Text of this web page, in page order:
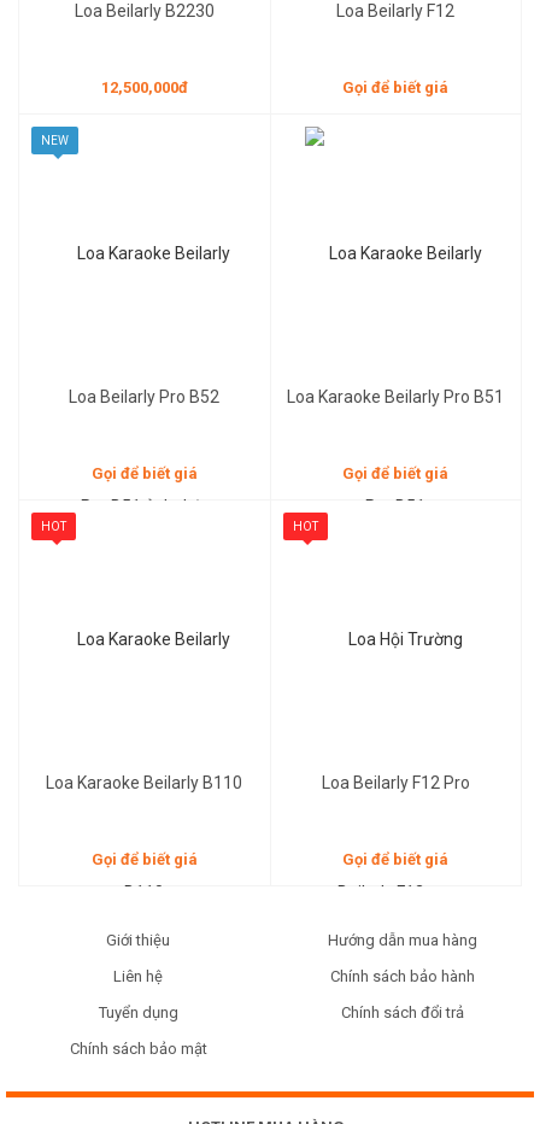
Loa Beilarly B2230
12,500,000đ
Loa Beilarly F12
Gọi để biết giá
Loa Beilarly Pro B52
Gọi để biết giá
NEW
Loa Karaoke Beilarly Pro B51
Gọi để biết giá
Loa Karaoke Beilarly B110
Gọi để biết giá
HOT
Loa Beilarly F12 Pro
Gọi để biết giá
HOT
Giới thiệu
Liên hệ
Tuyển dụng
Chính sách bảo mật
Hướng dẫn mua hàng
Chính sách bảo hành
Chính sách đổi trả